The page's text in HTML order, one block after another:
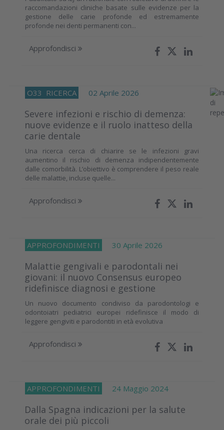
raccomandazioni cliniche basate sulle evidenze per la
gestione delle carie profonde ed estremamente
profonde nei denti permanenti con...
Approfondisci
O33 RICERCA 02 Aprile 2026
Severe infezioni e rischio di demenza:
nuove evidenze e il ruolo inatteso della
carie dentale
Una ricerca cerca di chiarire se le infezioni gravi
aumentino il rischio di demenza indipendentemente
dalle comorbilità. L’obiettivo è comprendere il peso reale
delle malattie, incluse quelle...
Approfondisci
APPROFONDIMENTI 30 Aprile 2026
Malattie gengivali e parodontali nei
giovani: il nuovo Consensus europeo
ridefinisce diagnosi e gestione
Un nuovo documento condiviso da parodontologi e
odontoiatri pediatrici europei ridefinisce il modo di
leggere gengiviti e parodontiti in età evolutiva
Approfondisci
APPROFONDIMENTI 24 Maggio 2024
Dalla Spagna indicazioni per la salute
orale dei più piccoli